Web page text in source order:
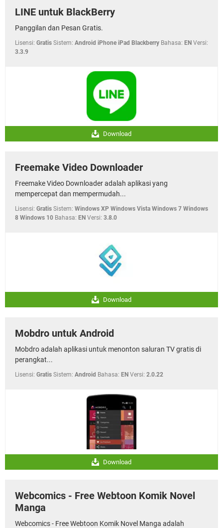
LINE untuk BlackBerry
Panggilan dan Pesan Gratis.
Lisensi: Gratis Sistem: Android iPhone iPad Blackberry Bahasa: EN Versi:
3.3.9
Download
Freemake Video Downloader
Freemake Video Downloader adalah aplikasi yang
mempercepat dan mempermudah...
Lisensi: Gratis Sistem: Windows XP Windows Vista Windows 7 Windows
8 Windows 10 Bahasa: EN Versi: 3.8.0
Download
Mobdro untuk Android
Mobdro adalah aplikasi untuk menonton saluran TV gratis di
perangkat...
Lisensi: Gratis Sistem: Android Bahasa: EN Versi: 2.0.22
Download
Webcomics - Free Webtoon Komik Novel
Manga
Webcomics - Free Webtoon Komik Novel Manga adalah